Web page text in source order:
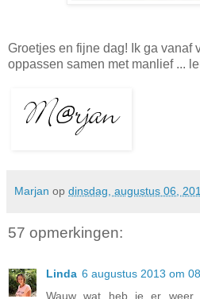
Groetjes en fijne dag! Ik ga vanaf
oppassen samen met manlief ...
Marjan op dinsdag, augustus 06,
57 opmerkingen:
Linda 6 augustus 2013 om
Wauw wat heb je er weer